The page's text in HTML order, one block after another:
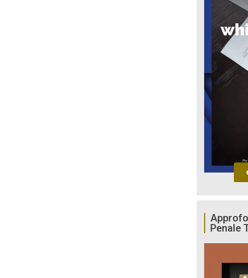
Penale